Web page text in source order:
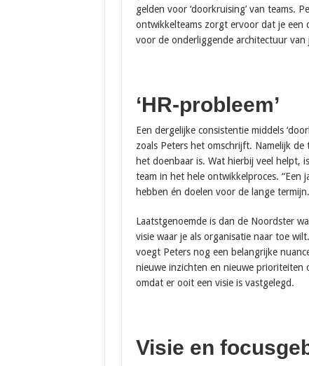
gelden voor ‘doorkruising’ van teams.
ontwikkelteams zorgt ervoor dat je een
voor de onderliggende architectuur van
‘HR-probleem’
Een dergelijke consistentie middels
zoals Peters het omschrijft. Namelijk
het doenbaar is. Wat hierbij veel helpt,
team in het hele ontwikkelproces. “Een
hebben én doelen voor de lange
Laatstgenoemde is dan de Noordster
visie waar je als organisatie naar toe
voegt Peters nog een belangrijke
nieuwe inzichten en nieuwe prioriteiten
omdat er ooit een visie is vastgelegd.
Visie en